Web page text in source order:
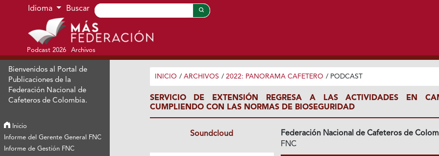
Ir al menú de navegación principal
Ir al contenido principal
Ir al pie de página del sitio
Idioma Buscar
Podcast 2026 Archivos
Bienvenidos al Portal de
Publicaciones de la
Federación Nacional de
Cafeteros de Colombia.
Inicio
Informe del Gerente General FNC
Informe de Gestión FNC
INICIO / ARCHIVOS / 2022: PANORAMA CAFETERO / PODCAST
SERVICIO DE EXTENSIÓN REGRESA A LAS ACTIVIDADES EN
CUMPLIENDO CON LAS NORMAS DE BIOSEGURIDAD
Soundcloud
Federación Nacional de Cafeteros de
FNC